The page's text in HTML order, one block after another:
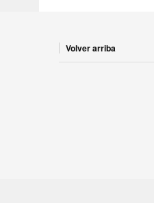
Volver arriba